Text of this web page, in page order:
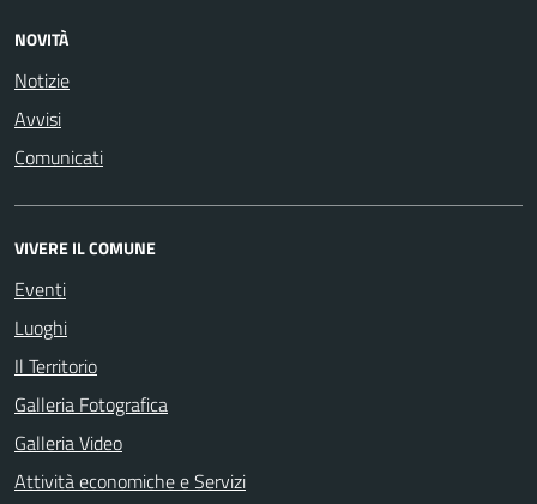
NOVITÀ
Notizie
Avvisi
Comunicati
VIVERE IL COMUNE
Eventi
Luoghi
Il Territorio
Galleria Fotografica
Galleria Video
Attività economiche e Servizi